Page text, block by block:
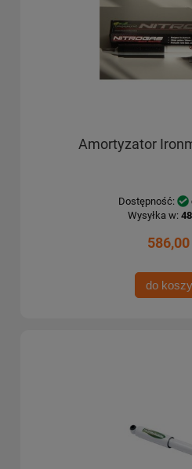
Amortyzator
Dostępność:
Wysyłka w:
586,00
do